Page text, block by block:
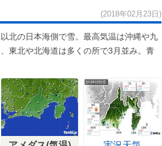
(2018年02月23日)
北の日本海側で雪。最高気温は沖縄や九
東北や北海道は多くの所で3月並み。青